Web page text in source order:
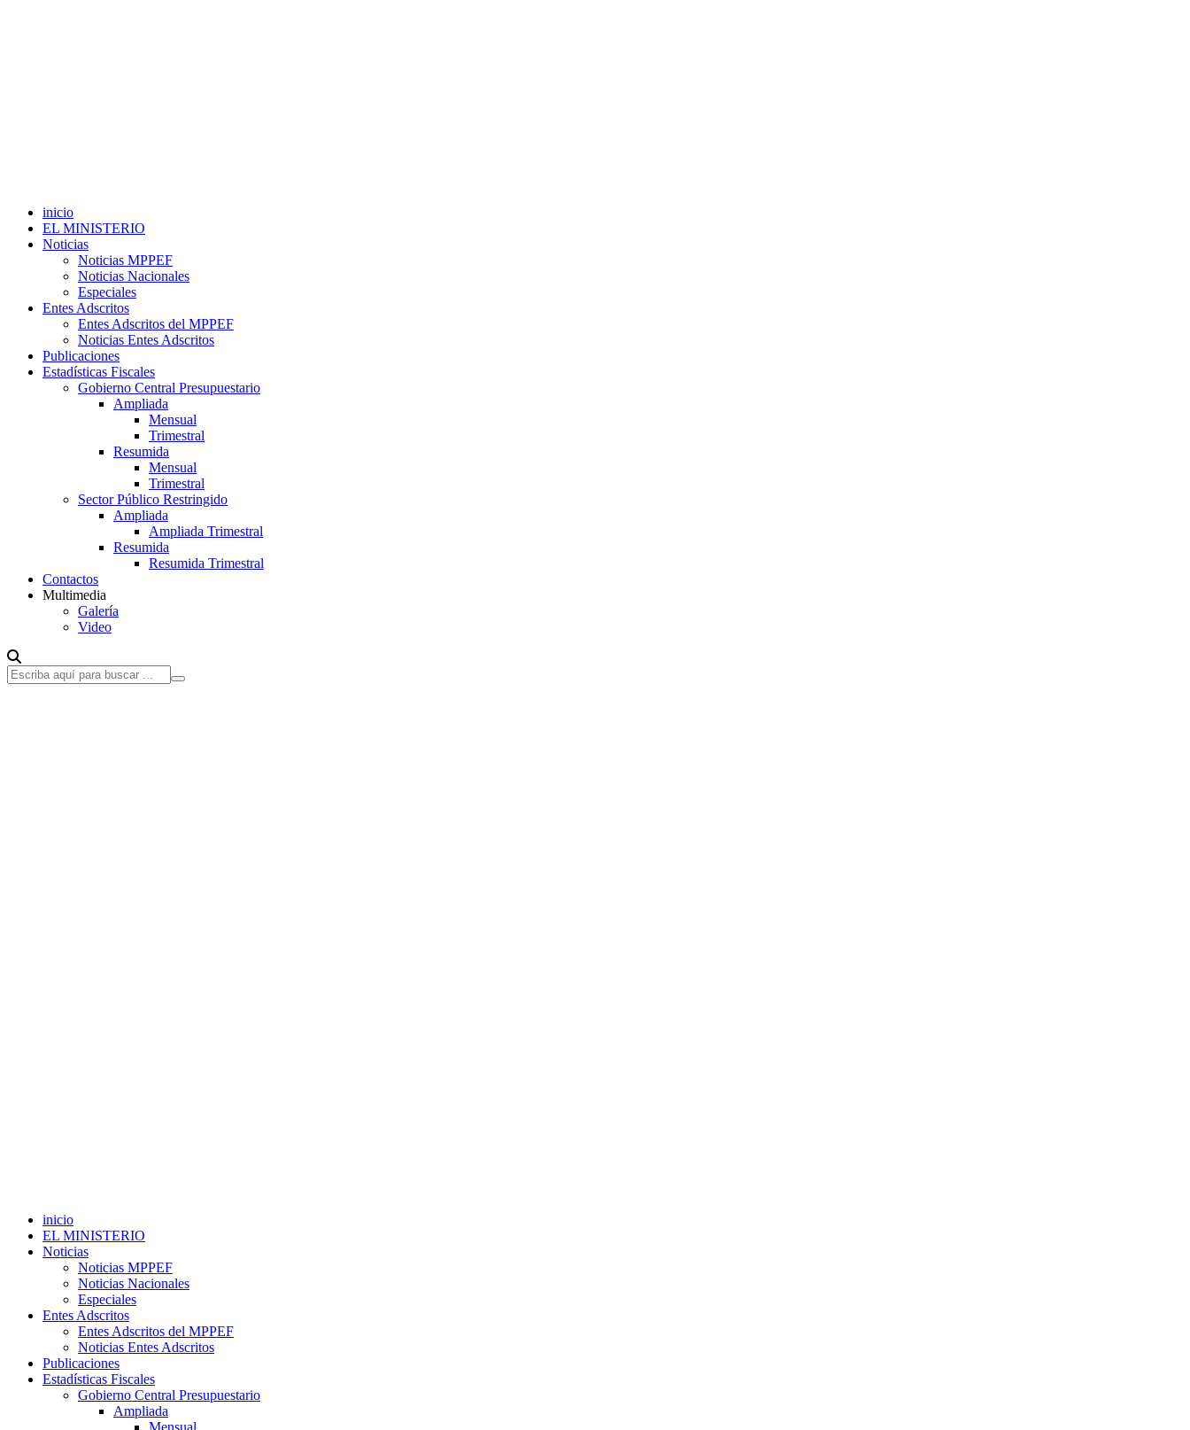
inicio
EL MINISTERIO
Noticias
Noticias MPPEF
Noticias Nacionales
Especiales
Entes Adscritos
Entes Adscritos del MPPEF
Noticias Entes Adscritos
Publicaciones
Estadísticas Fiscales
Gobierno Central Presupuestario
Ampliada
Mensual
Trimestral
Resumida
Mensual
Trimestral
Sector Público Restringido
Ampliada
Ampliada Trimestral
Resumida
Resumida Trimestral
Contactos
Multimedia
Galería
Video
inicio
EL MINISTERIO
Noticias
Noticias MPPEF
Noticias Nacionales
Especiales
Entes Adscritos
Entes Adscritos del MPPEF
Noticias Entes Adscritos
Publicaciones
Estadísticas Fiscales
Gobierno Central Presupuestario
Ampliada
Mensual